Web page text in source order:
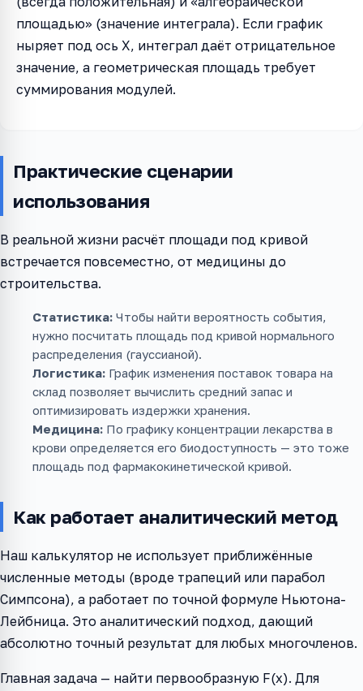
площадью» (значение интеграла). Если график
ныряет под ось X, интеграл даёт отрицательное
значение, а геометрическая площадь требует
суммирования модулей.
Практические сценарии
использования
В реальной жизни расчёт площади под кривой
встречается повсеместно, от медицины до
строительства.
Статистика: Чтобы найти вероятность события,
нужно посчитать площадь под кривой нормального
распределения (гауссианой).
Логистика: График изменения поставок товара на
склад позволяет вычислить средний запас и
оптимизировать издержки хранения.
Медицина: По графику концентрации лекарства в
крови определяется его биодоступность — это тоже
площадь под фармакокинетической кривой.
Как работает аналитический метод
Наш калькулятор не использует приближённые
численные методы (вроде трапеций или парабол
Симпсона), а работает по точной формуле Ньютона-
Лейбница. Это аналитический подход, дающий
абсолютно точный результат для любых многочленов.
Главная задача — найти первообразную F(x). Для